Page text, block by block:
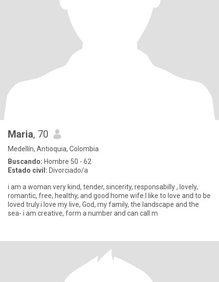
Maria, 70
Medellín, Antioquia, Colombia
Buscando: Hombre 50 - 62
Estado civil: Divorciado/a
i am a woman very kind, tender, sincerity, responsabilly , lovely,
romantic, free, healthy, and good home wife.I like to love and to be
loved truly.i love my live, God, my family, the landscape and the
sea- i am creative, form a number and can call m